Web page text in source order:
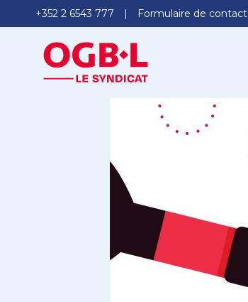
+352 2 6543 777 Formulaire de contact